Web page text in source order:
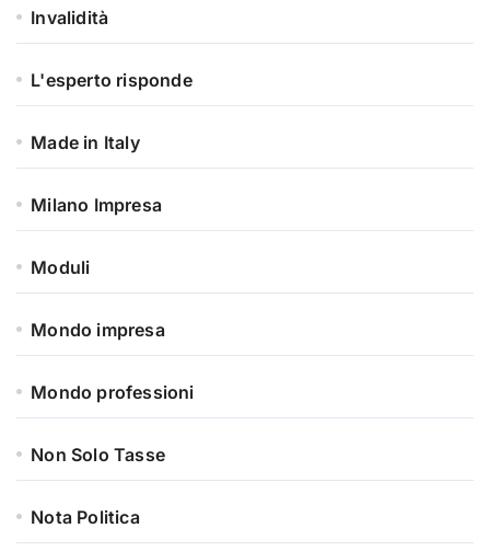
Invalidità
L'esperto risponde
Made in Italy
Milano Impresa
Moduli
Mondo impresa
Mondo professioni
Non Solo Tasse
Nota Politica